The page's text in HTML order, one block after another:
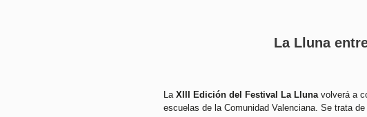
La Lluna
La XIII Edición del Festival La Lluna volverá a
escuelas de la Comunidad Valenciana. Se trata de